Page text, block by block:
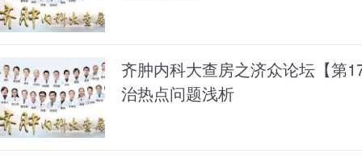
齐肿内科大查房之济众论坛【第
治热点问题浅析